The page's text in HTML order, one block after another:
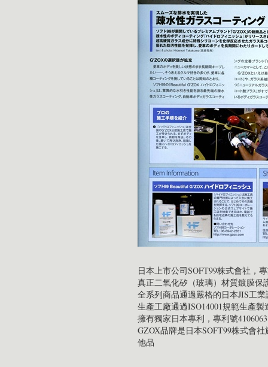
日本上市公司SOFT99株式會社，
真正二氧化矽（玻璃）材質鍍膜保
全系列商品通過嚴格的日本JIS工業
生產工廠通過ISO14001規範生產製
擁有獨家日本專利，專利號
GZOX品牌是日本SOFT99株式會
他品